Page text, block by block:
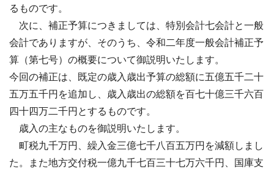
るものです。
次に、補正予算につきましては、特別会計七会計と一般
会計でありますが、そのうち、令和二年度一般会計補正予
算（第七号）の概要について御説明いたします。
今回の補正は、既定の歳入歳出予算の総額に五億五千二十
五万五千円を追加し、歳入歳出の総額を百七十億三千六百
四十四万二千円とするものです。
歳入の主なものを御説明いたします。
町税九千万円、繰入金三億七千八百五万円を減額しまし
た。また地方交付税一億九千七百三十七万六千円、国庫支